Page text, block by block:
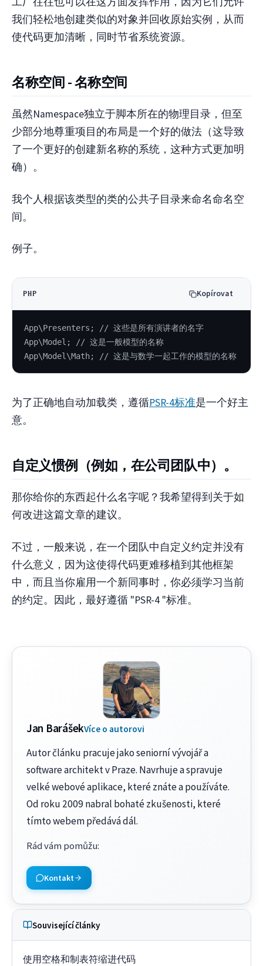
我们轻松地创建类似的对象并回收原始实例，从而
使代码更加清晰，同时节省系统资源。
名称空间 - 名称空间
虽然Namespace独立于脚本所在的物理目录，但至
少部分地尊重项目的布局是一个好的做法（这导致
了一个更好的创建新名称的系统，这种方式更加明
确）。
我个人根据该类型的类的公共子目录来命名命名空
间。
例子。
PHP Kopírovat
App\Presenters; // 这些是所有演讲者的名字
App\Model; // 这是一般模型的名称
App\Model\Math; // 这是与数学一起工作的模型的名称
为了正确地自动加载类，遵循PSR-4标准是一个好主
意。
自定义惯例（例如，在公司团队中）。
那你给你的东西起什么名字呢？我希望得到关于如
何改进这篇文章的建议。
不过，一般来说，在一个团队中自定义约定并没有
什么意义，因为这使得代码更难移植到其他框架
中，而且当你雇用一个新同事时，你必须学习当前
的约定。因此，最好遵循 "PSR-4 "标准。
Jan BarášekVíce o autorovi
Autor článku pracuje jako seniorní vývojář a
software architekt v Praze. Navrhuje a spravuje
velké webové aplikace, které znáte a používáte.
Od roku 2009 nabral bohaté zkušenosti, které
tímto webem předává dál.
Rád vám pomůžu:
Kontakt
Související články
使用空格和制表符缩进代码